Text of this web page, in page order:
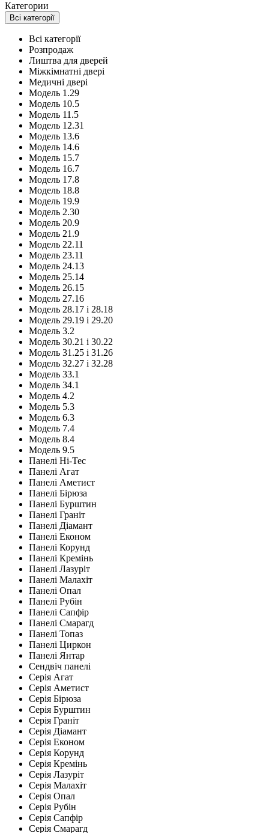
Категории
Всі категорії
Всі категорії
Розпродаж
Лиштва для дверей
Міжкімнатні двері
Медичні двері
Модель 1.29
Модель 10.5
Модель 11.5
Модель 12.31
Модель 13.6
Модель 14.6
Модель 15.7
Модель 16.7
Модель 17.8
Модель 18.8
Модель 19.9
Модель 2.30
Модель 20.9
Модель 21.9
Модель 22.11
Модель 23.11
Модель 24.13
Модель 25.14
Модель 26.15
Модель 27.16
Модель 28.17 і 28.18
Модель 29.19 і 29.20
Модель 3.2
Модель 30.21 і 30.22
Модель 31.25 і 31.26
Модель 32.27 і 32.28
Модель 33.1
Модель 34.1
Модель 4.2
Модель 5.3
Модель 6.3
Модель 7.4
Модель 8.4
Модель 9.5
Панелі Hi-Tec
Панелі Агат
Панелі Аметист
Панелі Бірюза
Панелі Бурштин
Панелі Граніт
Панелі Діамант
Панелі Економ
Панелі Корунд
Панелі Кремінь
Панелі Лазуріт
Панелі Малахіт
Панелі Опал
Панелі Рубін
Панелі Сапфір
Панелі Смарагд
Панелі Топаз
Панелі Циркон
Панелі Янтар
Сендвіч панелі
Серія Агат
Серія Аметист
Серія Бірюза
Серія Бурштин
Серія Граніт
Серія Діамант
Серія Економ
Серія Корунд
Серія Кремінь
Серія Лазуріт
Серія Малахіт
Серія Опал
Серія Рубін
Серія Сапфір
Серія Смарагд